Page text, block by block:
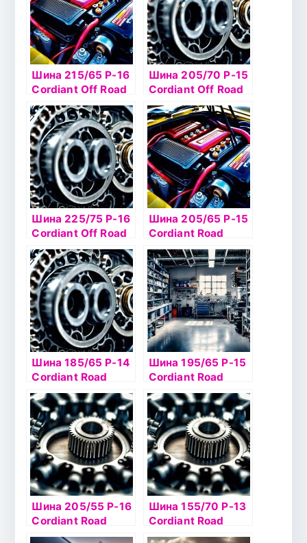
Шина 215/65 Р-16
Cordiant Off Road
102Q б/к
Шина 205/70 Р-15
Cordiant Off Road
96Q б/к
Шина 225/75 Р-16
Cordiant Off Road
104Q
Шина 205/65 Р-15
Cordiant Road
Runner 94H б/к
Шина 185/65 Р-14
Cordiant Road
Runner 86H б/к
Шина 195/65 Р-15
Cordiant Road
Runner 91H б/к
Шина 205/55 Р-16
Cordiant Road
Runner 94Н б/к
Шина 155/70 Р-13
Cordiant Road
Runner 75T б/к